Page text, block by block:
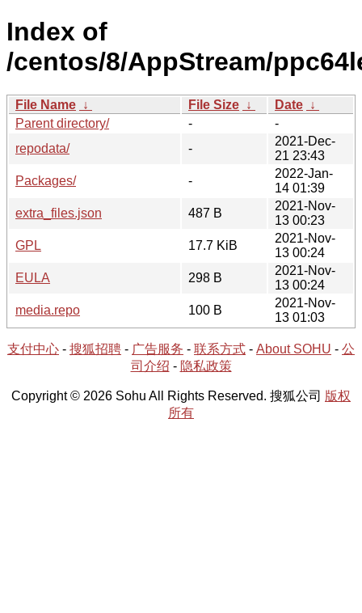
Index of
/centos/8/AppStream/
File Name ↓ File Size ↓ Date ↓
Parent directory/
-
-
repodata/
-
2021-Dec-
21 23:43
Packages/
-
2022-Jan-
14 01:39
extra_files.json
487 B
2021-Nov-
13 00:23
GPL
17.7 KiB
2021-Nov-
13 00:24
EULA
298 B
2021-Nov-
13 00:24
media.repo
100 B
2021-Nov-
13 01:03
支付中心 - 搜狐招聘 - 广告服务 - 联系方式 - About SOHU - 公
司介绍 - 隐私政策
Copyright © 2026 Sohu All Rights Reserved. 搜狐公司 版权
所有